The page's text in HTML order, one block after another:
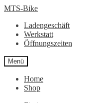
Zur
springen
Zum
springen
MTS-Bike
Ladengeschäft
Werkstatt
Öffnungszeiten
Menü
Home
Shop